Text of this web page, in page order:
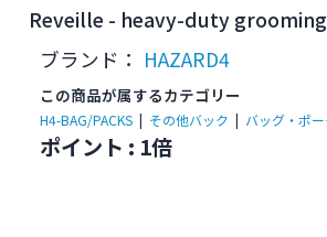
Reveille - heavy-duty
ブランド： HAZARD4
この商品が属するカテゴリー
H4-BAG/PACKS | その他バック | バッグ・ポ
ポイント : 1倍